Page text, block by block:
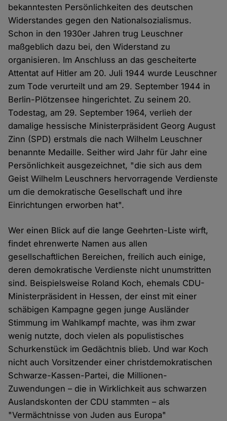
bekanntesten Persönlichkeiten des deutschen
Widerstandes gegen den Nationalsozialismus.
Schon in den 1930er Jahren trug Leuschner
maßgeblich dazu bei, den Widerstand zu
organisieren. Im Anschluss an das gescheiterte
Attentat auf Hitler am 20. Juli 1944 wurde Leuschner
zum Tode verurteilt und am 29. September 1944 in
Berlin-Plötzensee hingerichtet. Zu seinem 20.
Todestag, am 29. September 1964, verlieh der
damalige hessische Ministerpräsident Georg August
Zinn (SPD) erstmals die nach Wilhelm Leuschner
benannte Medaille. Seither wird Jahr für Jahr eine
Persönlichkeit ausgezeichnet, "die sich aus dem
Geist Wilhelm Leuschners hervorragende Verdienste
um die demokratische Gesellschaft und ihre
Einrichtungen erworben hat".
Wer einen Blick auf die lange Geehrten-Liste wirft,
findet ehrenwerte Namen aus allen
gesellschaftlichen Bereichen, freilich auch einige,
deren demokratische Verdienste nicht unumstritten
sind. Beispielsweise Roland Koch, ehemals CDU-
Ministerpräsident in Hessen, der einst mit einer
schäbigen Kampagne gegen junge Ausländer
Stimmung im Wahlkampf machte, was ihm zwar
wenig nutzte, doch vielen als populistisches
Schurkenstück im Gedächtnis blieb. Und war Koch
nicht auch Vorsitzender einer christdemokratischen
Schwarze-Kassen-Partei, die Millionen-
Zuwendungen – die in Wirklichkeit aus schwarzen
Auslandskonten der CDU stammten – als
"Vermächtnisse von Juden aus Europa"